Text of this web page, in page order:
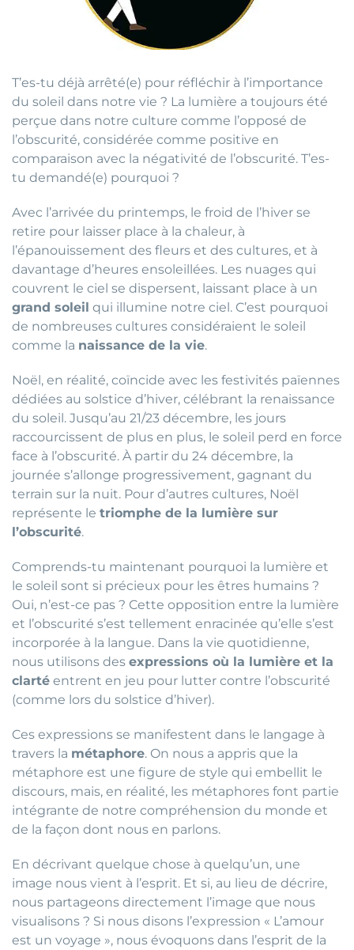
T’es-tu déjà arrêté(e) pour réfléchir à l’importance
du soleil dans notre vie ? La lumière a toujours été
perçue dans notre culture comme l’opposé de
l’obscurité, considérée comme positive en
comparaison avec la négativité de l’obscurité. T’es-
tu demandé(e) pourquoi ?
Avec l’arrivée du printemps, le froid de l’hiver se
retire pour laisser place à la chaleur, à
l’épanouissement des fleurs et des cultures, et à
davantage d’heures ensoleillées. Les nuages qui
couvrent le ciel se dispersent, laissant place à un
grand soleil qui illumine notre ciel. C’est pourquoi
de nombreuses cultures considéraient le soleil
comme la naissance de la vie.
Noël, en réalité, coïncide avec les festivités païennes
dédiées au solstice d’hiver, célébrant la renaissance
du soleil. Jusqu’au 21/23 décembre, les jours
raccourcissent de plus en plus, le soleil perd en force
face à l’obscurité. À partir du 24 décembre, la
journée s’allonge progressivement, gagnant du
terrain sur la nuit. Pour d’autres cultures, Noël
représente le triomphe de la lumière sur
l’obscurité.
Comprends-tu maintenant pourquoi la lumière et
le soleil sont si précieux pour les êtres humains ?
Oui, n’est-ce pas ? Cette opposition entre la lumière
et l’obscurité s’est tellement enracinée qu’elle s’est
incorporée à la langue. Dans la vie quotidienne,
nous utilisons des expressions où la lumière et la
clarté entrent en jeu pour lutter contre l’obscurité
(comme lors du solstice d’hiver).
Ces expressions se manifestent dans le langage à
travers la métaphore. On nous a appris que la
métaphore est une figure de style qui embellit le
discours, mais, en réalité, les métaphores font partie
intégrante de notre compréhension du monde et
de la façon dont nous en parlons.
En décrivant quelque chose à quelqu’un, une
image nous vient à l’esprit. Et si, au lieu de décrire,
nous partageons directement l’image que nous
visualisons ? Si nous disons l’expression « L’amour
est un voyage », nous évoquons dans l’esprit de la